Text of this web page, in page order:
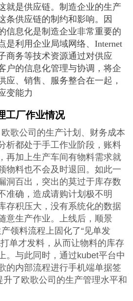
就是供应链。制造企业的生产
条供应链的制约和影响。因
信息化是制造企业非常重要的
是利用企业局域网络、Internet
商务等技术资源通过对供应
户的信息化管理与协调，将企
应、销售、服务整合在一起，
变能力
工厂作业情况
歌公司的生产计划、财务成本
析都处于手工作业阶段，账料
再加上生产车间有物料需求就
物料也不会及时退回。如此一
洞百出，突出的莫过于库存数
准确，造成请购计划极不明
存积压大，没有系统化的数据
意生产作业。上线后，顺景
领料流程上固化了“见单发
单才发料，从而让物料的库存
。与此同时，通过kubet平台中
的内部流程进行手机端单据签
升了欧歌公司的生产管理水平和